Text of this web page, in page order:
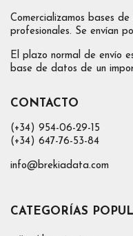
Comercializamos bases
profesionales. Se envían
El plazo normal de envío
base de datos de un
CONTACTO
(+34) 954-06-29-15
(+34) 647-76-53-84
info@brekiadata.com
CATEGORÍAS